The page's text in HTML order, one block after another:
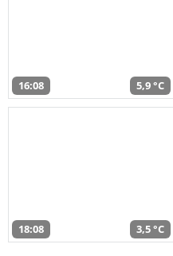
16:08 5,9 °C
18:08 3,5 °C